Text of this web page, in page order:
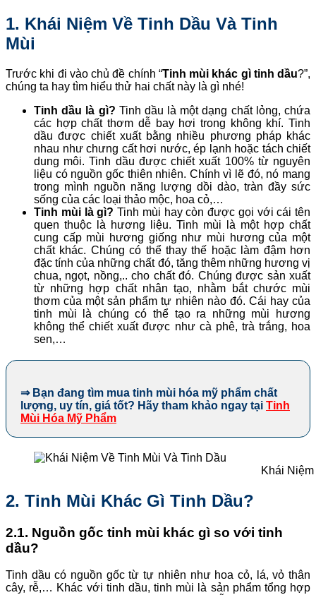
1. Khái Niệm Về Tinh Dầu Và Tinh
Mùi
Trước khi đi vào chủ đề chính “Tinh mùi khác gì tinh dầu?”,
chúng ta hay tìm hiểu thử hai chất này là gì nhé!
Tinh dầu là gì? Tinh dầu là một dạng chất lỏng, chứa
các hợp chất thơm dễ bay hơi trong không khí. Tinh
dầu được chiết xuất bằng nhiều phương pháp khác
nhau như chưng cất hơi nước, ép lạnh hoặc tách chiết
dung môi. Tinh dầu được chiết xuất 100% từ nguyên
liệu có nguồn gốc thiên nhiên. Chính vì lẽ đó, nó mang
trong mình nguồn năng lượng dồi dào, tràn đầy sức
sống của các loại thảo mộc, hoa cỏ,…
Tinh mùi là gì? Tinh mùi hay còn được gọi với cái tên
quen thuộc là hương liệu. Tinh mùi là một hợp chất
cung cấp mùi hương giống như mùi hương của một
chất khác. Chúng có thể thay thế hoặc làm đậm hơn
đặc tính của những chất đó, tăng thêm những hương vị
chua, ngọt, nồng,.. cho chất đó. Chúng được sản xuất
từ những hợp chất nhân tạo, nhằm bắt chước mùi
thơm của một sản phẩm tự nhiên nào đó. Cái hay của
tinh mùi là chúng có thể tạo ra những mùi hương
không thể chiết xuất được như cà phê, trà trắng, hoa
sen,…
⇒ Bạn đang tìm mua tinh mùi hóa mỹ phẩm chất
lượng, uy tín, giá tốt? Hãy tham khảo ngay tại Tinh
Mùi Hóa Mỹ Phẩm
Khái
2. Tinh Mùi Khác Gì Tinh Dầu?
2.1. Nguồn gốc tinh mùi khác gì so với tinh
dầu?
Tinh dầu có nguồn gốc từ tự nhiên như hoa cỏ, lá, vỏ thân
cây, rễ,… Khác với tinh dầu, tinh mùi là sản phẩm tổng hợp